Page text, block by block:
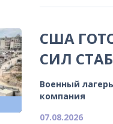
США
СИЛ
Военный
компания
07.08.2026